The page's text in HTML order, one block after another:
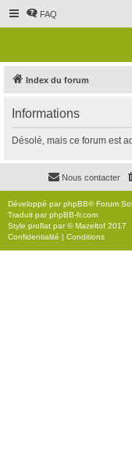
FAQ
Index du forum
Informations
Désolé, mais ce forum est
Nous contacter
Développé parphpBB® Forum
Traduit parphpBB-fr.com
Style proflat par ©Mazeltof 2017
Confidentialité | Conditions